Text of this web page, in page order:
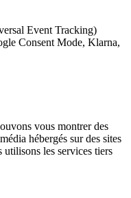
Event Tracking)
Consent Mode, Klarna,
vous montrer des
hébergés sur des sites
les services tiers